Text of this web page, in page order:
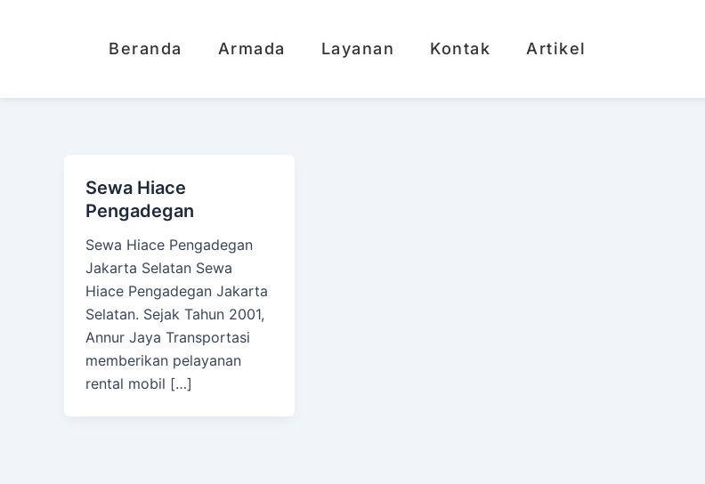
Beranda Armada Layanan Kontak Artikel
Sewa Hiace
Pengadegan
Sewa Hiace Pengadegan
Jakarta Selatan Sewa
Hiace Pengadegan Jakarta
Selatan. Sejak Tahun 2001,
Annur Jaya Transportasi
memberikan pelayanan
rental mobil […]